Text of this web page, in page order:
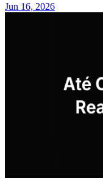
Jun 16, 2026